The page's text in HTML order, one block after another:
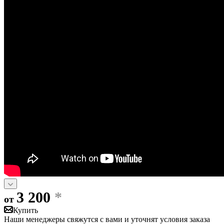
от 3 200 *
Купить
Наши менеджеры свяжутся с вами и уточнят условия заказа